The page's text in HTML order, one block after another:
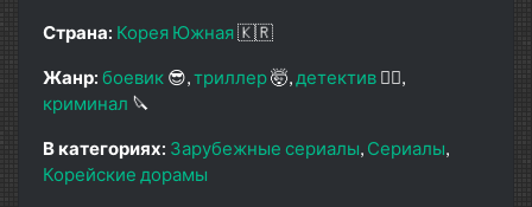
Страна: Корея Южная🇰🇷
Жанр: боевик 😎 триллер🤯 детектив 🕵️‍♂️
криминал 🔪
В категориях: Зарубежные сериалы Сериалы
Корейские дорамы